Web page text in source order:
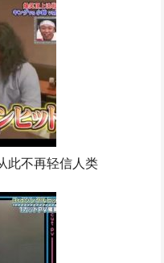
此不再轻信人类